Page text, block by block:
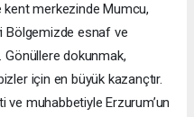
merkezinde Mumcu,
Bölgemizde esnaf ve
Gönüllere dokunmak,
için en büyük kazançtır.
muhabbetiyle Erzurum’un